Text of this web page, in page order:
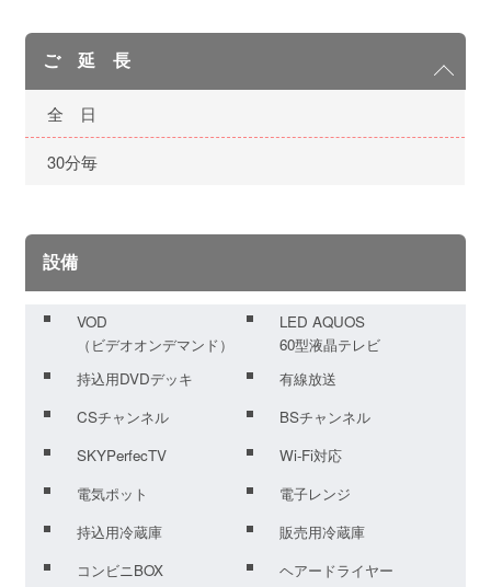
ご 延 長
全 日
30分毎
設備
VOD
（ビデオオンデマンド）
LED AQUOS
60型液晶テレビ
持込用DVDデッキ
有線放送
CSチャンネル
BSチャンネル
SKYPerfecTV
Wi-Fi対応
電気ポット
電子レンジ
持込用冷蔵庫
販売用冷蔵庫
コンビニBOX
ヘアードライヤー